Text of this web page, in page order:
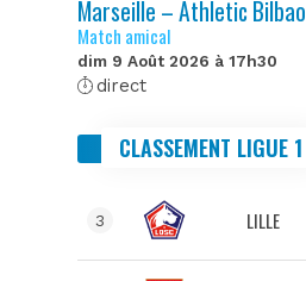
Marseille – Athletic Bilbao
Match amical
dim 9 Août 2026 à 17h30
direct
CLASSEMENT LIGUE 1
3 LILLE